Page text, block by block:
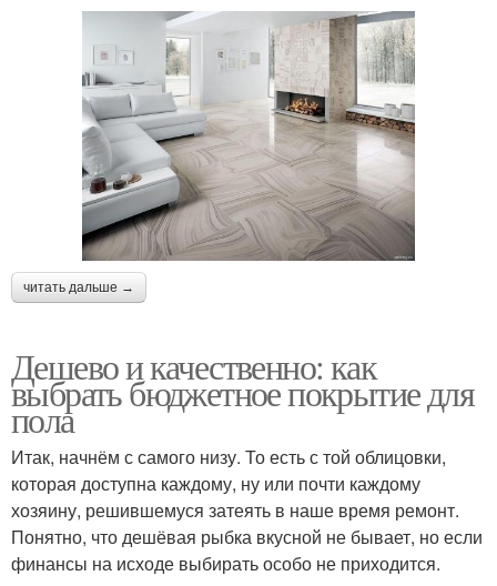
читать дальше →
Дешево и качественно: как
выбрать бюджетное покрытие для
пола
Итак, начнём с самого низу. То есть с той облицовки,
которая доступна каждому, ну или почти каждому
хозяину, решившемуся затеять в наше время ремонт.
Понятно, что дешёвая рыбка вкусной не бывает, но если
финансы на исходе выбирать особо не приходится.